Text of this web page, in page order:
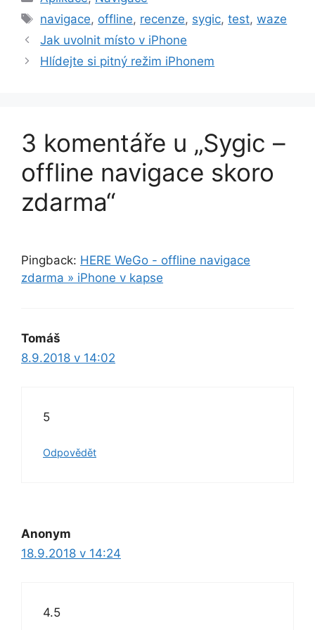
Štítky
navigace, offline, recenze, sygic,test,waze
Jak uvolnit místo v iPhone
Hlídejte si pitný režim iPhonem
3 komentáře u „Sygic –
offline navigace skoro
zdarma“
Pingback: HERE WeGo - offline navigace
zdarma » iPhone v kapse
Tomáš
8.9.2018 v 14:02
5
Odpovědět
Anonym
18.9.2018 v 14:24
4.5